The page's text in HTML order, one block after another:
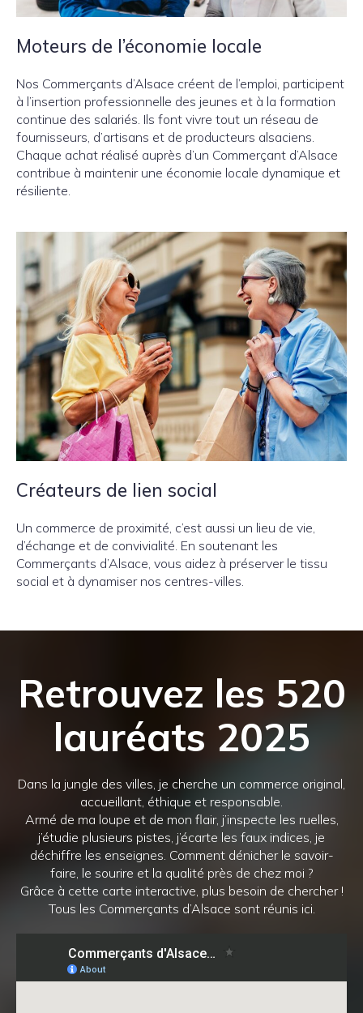
Moteurs de l’économie locale
Nos Commerçants d’Alsace créent de l’emploi, participent
à l’insertion professionnelle des jeunes et à la formation
continue des salariés. Ils font vivre tout un réseau de
fournisseurs, d’artisans et de producteurs alsaciens.
Chaque achat réalisé auprès d’un Commerçant d’Alsace
contribue à maintenir une économie locale dynamique et
résiliente.
Créateurs de lien social
Un commerce de proximité, c’est aussi un lieu de vie,
d’échange et de convivialité. En soutenant les
Commerçants d’Alsace, vous aidez à préserver le tissu
social et à dynamiser nos centres-villes.
Retrouvez les 520
lauréats 2025
Dans la jungle des villes, je cherche un commerce original,
accueillant, éthique et responsable.
Armé de ma loupe et de mon flair, j’inspecte les ruelles,
j’étudie plusieurs pistes, j’écarte les faux indices, je
déchiffre les enseignes. Comment dénicher le savoir-
faire, le sourire et la qualité près de chez moi ?
Grâce à cette carte interactive, plus besoin de chercher !
Tous les Commerçants d’Alsace sont réunis ici.